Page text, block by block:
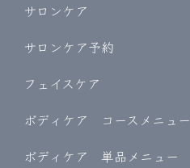
サロンケア
サロンケア予約
フェイスケア
ボディケア コースメニュー
ボディケア 単品メニュー